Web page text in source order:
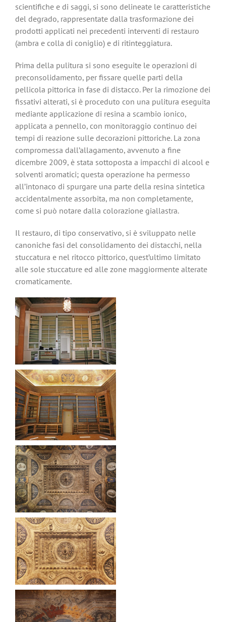
scientifiche e di saggi, si sono delineate le caratteristiche
del degrado, rappresentate dalla trasformazione dei
prodotti applicati nei precedenti interventi di restauro
(ambra e colla di coniglio) e di ritinteggiatura.
Prima della pulitura si sono eseguite le operazioni di
preconsolidamento, per fissare quelle parti della
pellicola pittorica in fase di distacco. Per la rimozione dei
fissativi alterati, si è proceduto con una pulitura eseguita
mediante applicazione di resina a scambio ionico,
applicata a pennello, con monitoraggio continuo dei
tempi di reazione sulle decorazioni pittoriche. La zona
compromessa dall’allagamento, avvenuto a fine
dicembre 2009, è stata sottoposta a impacchi di alcool e
solventi aromatici; questa operazione ha permesso
all’intonaco di spurgare una parte della resina sintetica
accidentalmente assorbita, ma non completamente,
come si può notare dalla colorazione giallastra.
Il restauro, di tipo conservativo, si è sviluppato nelle
canoniche fasi del consolidamento dei distacchi, nella
stuccatura e nel ritocco pittorico, quest’ultimo limitato
alle sole stuccature ed alle zone maggiormente alterate
cromaticamente.